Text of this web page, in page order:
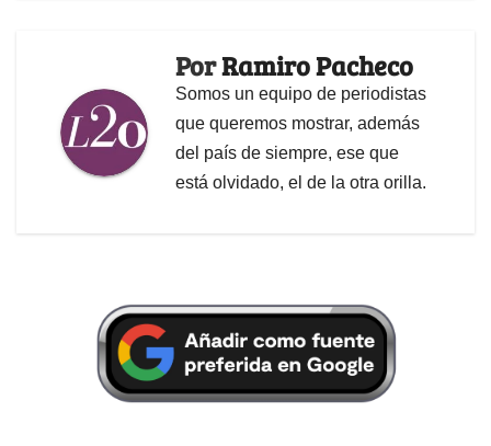
PorRamiro Pacheco
Somos un equipo de periodistas
que queremos mostrar, además
del país de siempre, ese que
está olvidado, el de la otra orilla.